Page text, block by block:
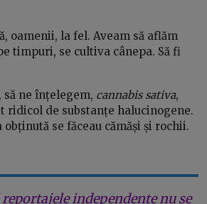
oamenii, la fel. Aveam să aflăm
timpuri, se cultiva cânepa. Să fi
să ne înțelegem, cannabis sativa,
ridicol de substanțe halucinogene.
se făceau cămăși și rochii.
independente nu se